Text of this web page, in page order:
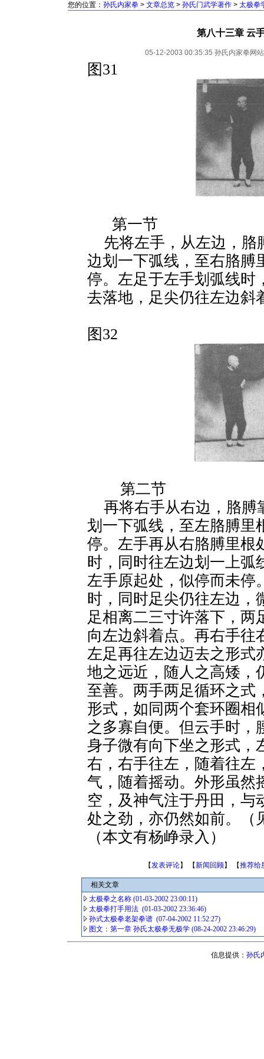
您的位置： 孙氏内家拳 > 文章总览 > 孙氏门武学著作 > 太极拳
第八十三章 云
05-12-2003 00:35:35 孙氏内家拳网站
图31
第一节
先将左手，从左边，胳
边划一下弧线，至右胳膊
停。左足于左手划弧线时
去落地，足尖仍往左边斜
图32
第二节
再将右手从右边，胳膊
划一下弧线，至左胳膊里
停。左手再从右胳膊里根
时，同时往左边划一上弧
左手原起处，似停而未停
时，同时足尖仍往左边，
足相离二三寸许落下，两
向左边斜着点。再右手往
左足再往左边迈去之形式
地之远近，随人之高矮，
至善。两手两足循环之式
形式，如同两个套环圈相
之多寡自便。但云手时，
身子微有向下坐之形式，
右，右手往左，随着往左
气，随着摇动。外形虽然
空，及神气注于丹田，与
处之劲，亦仍然如前。
（本文有杨峥录入）
【发表评论】 【新闻回顾】 【推荐给
相关文章
太极拳之名称 (01-03-2002 23:00:11)
太极拳打手用法 (01-03-2002 23:36:46)
孙式太极拳老架拳谱 (07-04-2002 11:52:27)
图文：第一章 孙氏太极拳无极学 (08-24-2002 23:46:29)
信息提供： 孙氏